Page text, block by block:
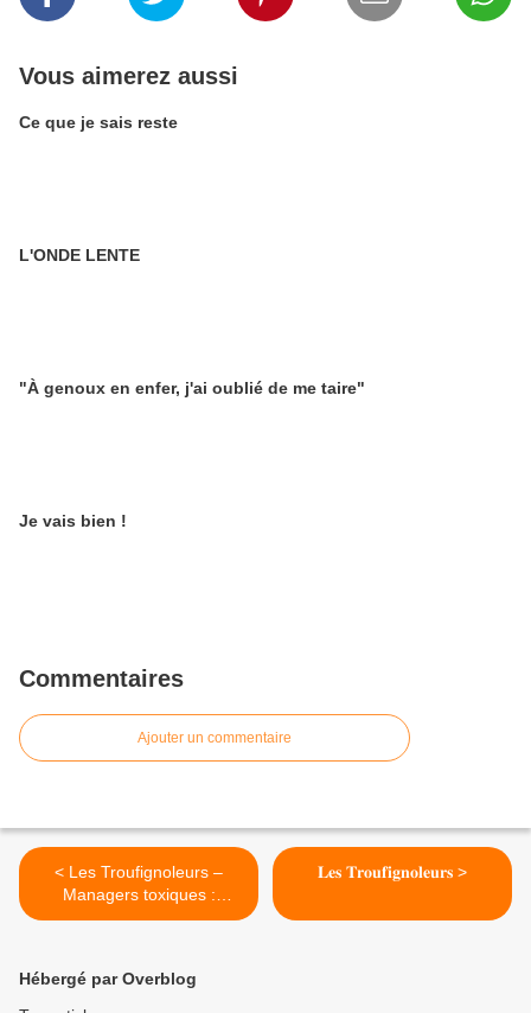
Vous aimerez aussi
Ce que je sais reste
L'ONDE LENTE
"À genoux en enfer, j'ai oublié de me taire"
Je vais bien !
Commentaires
Ajouter un commentaire
< Les Troufignoleurs –
Managers toxiques :
comment les identifier, les
𝐋𝐞𝐬 𝐓𝐫𝐨𝐮𝐟𝐢𝐠𝐧𝐨𝐥𝐞𝐮𝐫𝐬 >
Hébergé par Overblog